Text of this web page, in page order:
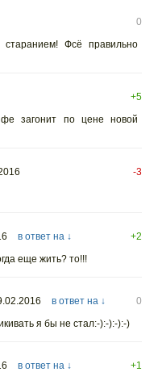
0
Фсё правильно
+5
загонит по цене новой
-3
в ответ на ↓
+2
еще жить? то!!!
в ответ на ↓
0
я бы не стал:-):-):-):-)
в ответ на ↓
+1